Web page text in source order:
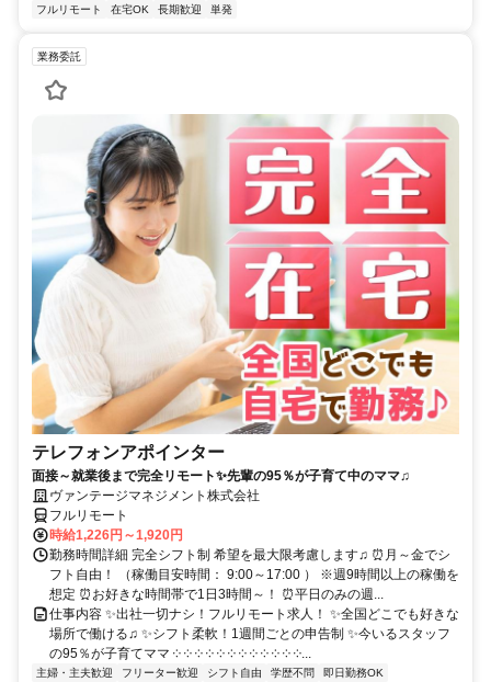
フルリモート 在宅OK 長期歓迎 単発
業務委託
テレフォンアポインター
面接～就業後まで完全リモート✨先輩の95％が子育て中のママ♫
ヴァンテージマネジメント株式会社
フルリモート
時給1,226円～1,920円
勤務時間詳細 完全シフト制 希望を最大限考慮します♫ ⏰月～金でシ
フト自由！ （稼働目安時間： 9:00～17:00 ） ※週9時間以上の稼働を
想定 ⏰お好きな時間帯で1日3時間～！ ⏰平日のみの週...
仕事内容 ✨出社一切ナシ！フルリモート求人！ ✨全国どこでも好きな
場所で働ける♫ ✨シフト柔軟！1週間ごとの申告制 ✨今いるスタッフ
の95％が子育てママ ༶ ༶ ༶ ༶ ༶ ༶ ༶ ༶ ༶ ༶ ༶ ༶...
主婦・主夫歓迎 フリーター歓迎 シフト自由 学歴不問 即日勤務OK